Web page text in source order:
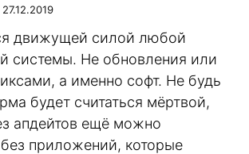
27.12.2019
движущей силой любой
системы. Не обновления или
а именно софт. Не будь
будет считаться мёртвой,
апдейтов ещё можно
приложений, которые